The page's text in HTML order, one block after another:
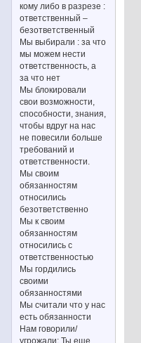
кому либо в разрезе :
ответственный –
безответственный
Мы выбирали : за что
мы можем нести
ответственность, а
за что нет
Мы блокировали
свои возможности,
способности, знания,
чтобы вдруг на нас
не повесили больше
требований и
ответственности.
Мы своим
обязанностям
относились
безответственно
Мы к своим
обязанностям
относились с
ответственностью
Мы гордились
своими
обязанностями
Мы считали что у нас
есть обязанности
Нам говорили/
угрожали: Ты еще